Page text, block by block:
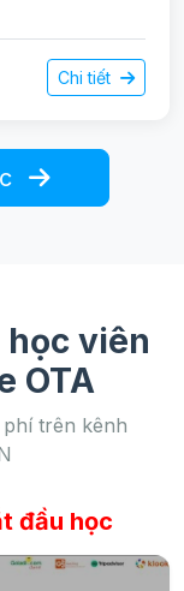
Chi tiết
viên
OTA
phí trên kênh
đầu học